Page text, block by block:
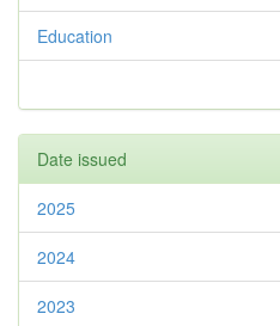
Education
Date issued
2025
2024
2023